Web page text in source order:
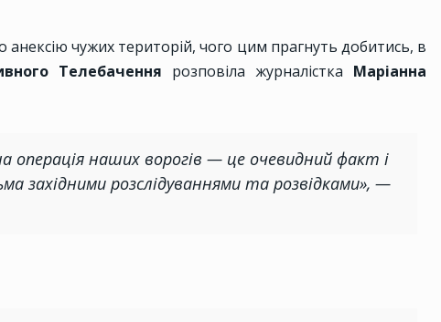
анексію чужих територій, чого цим прагнуть добитись, в
Телебачення розповіла журналістка Маріанна
операція наших ворогів — це очевидний факт і
західними розслідуваннями та розвідками», —